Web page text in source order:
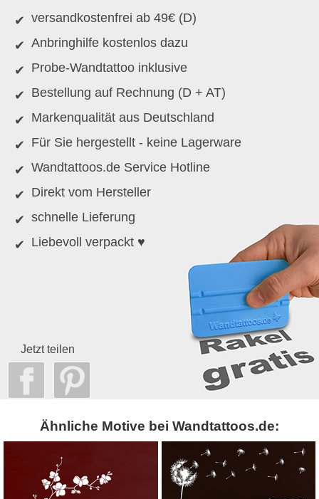
versandkostenfrei ab 49€ (D)
Anbringhilfe kostenlos dazu
Probe-Wandtattoo inklusive
Bestellung auf Rechnung (D + AT)
Markenqualität aus Deutschland
Für Sie hergestellt - keine Lagerware
Wandtattoos.de Service Hotline
Direkt vom Hersteller
schnelle Lieferung
Liebevoll verpackt ♥
Jetzt teilen
Ähnliche Motive bei Wandtattoos.de: